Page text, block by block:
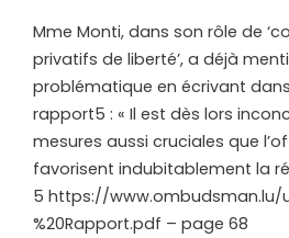
Mme Monti, dans son rôle de
privatifs de liberté’, a déjà
problématique en écrivant
rapport5 : « Il est dès lors
mesures aussi cruciales que
favorisent indubitablement la
5 https://www.ombudsman.lu/
%20Rapport.pdf – page 68